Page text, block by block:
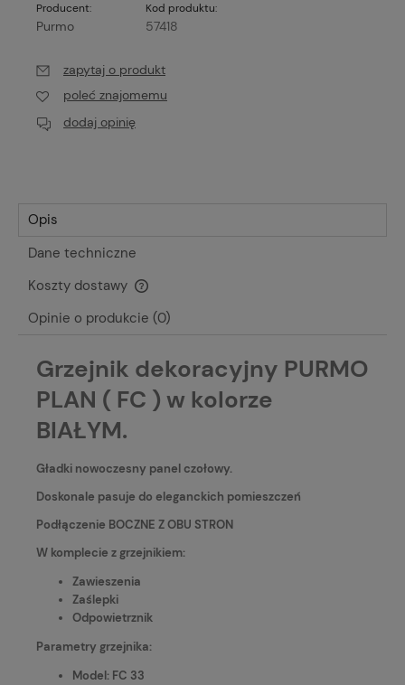
Producent:
Purmo
Kod produktu:
57418
zapytaj o produkt
poleć znajomemu
dodaj opinię
Opis
Dane techniczne
Koszty dostawy
Cena nie zawiera ewentualnych kosztów płatności
Opinie o produkcie (0)
Grzejnik dekoracyjny PURMO
PLAN ( FC ) w kolorze
BIAŁYM.
Gładki nowoczesny panel czołowy.
Doskonale pasuje do eleganckich pomieszczeń
Podłączenie BOCZNE Z OBU STRON
W komplecie z grzejnikiem:
Zawieszenia
Zaślepki
Odpowietrznik
Parametry grzejnika:
Model: FC 33